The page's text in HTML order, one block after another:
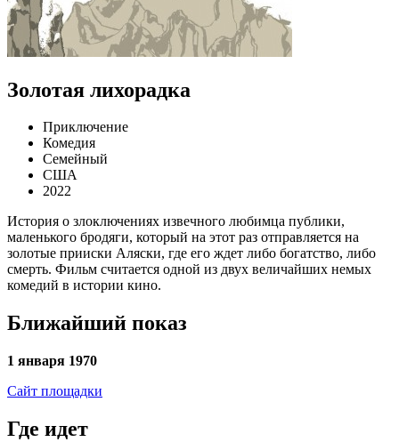
Золотая лихорадка
Приключение
Комедия
Семейный
США
2022
История о злоключениях извечного любимца публики,
маленького бродяги, который на этот раз отправляется на
золотые прииски Аляски, где его ждет либо богатство, либо
смерть. Фильм считается одной из двух величайших немых
комедий в истории кино.
Ближайший показ
1 января 1970
Сайт площадки
Где идет